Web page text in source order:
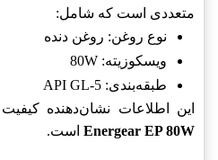
متعددی است که شامل:
نوع روغن: روغن دنده
ویسکوزیته: 80W
طبقه‌بندی: API GL-5
این اطلاعات نشان‌دهنده
Energear EP 80W است.